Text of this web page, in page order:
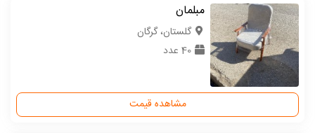
مبلمان
گلستان، گرگان
40 عدد
مشاهده قیمت